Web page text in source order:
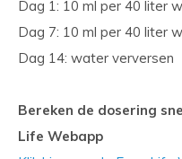
Dag 1: 10 ml per 40 liter
Dag 7: 10 ml per 40 liter
Dag 14: water verversen
Bereken de dosering
Life Webapp